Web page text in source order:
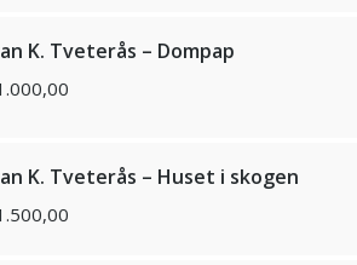
K. Tveterås – Dompap
K. Tveterås – Huset i skogen